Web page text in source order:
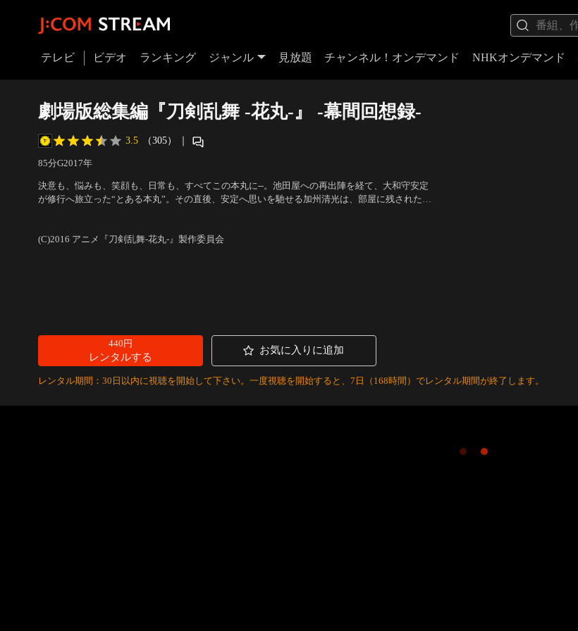
テレビ ビデオ ランキング ジャンル 見放題 チャンネル！オンデマンド NHKオンデマンド
劇場版総集編『刀剣乱舞 -花丸-』 -幕間回想録-
3.5 （305） ｜
85分G2017年
決意も、悩みも、笑顔も、日常も、すべてこの本丸に--。池田屋への再出陣を経て、大和守安定
が修行へ旅立った“とある本丸”。その直後、安定へ思いを馳せる加州清光は、部屋に残された手
(C)2016 アニメ『刀剣乱舞-花丸-』製作委員会
440円
レンタルする
お気に入りに追加
レンタル期間：30日以内に視聴を開始して下さい。一度視聴を開始すると、7日（168時間）でレンタル期間が終了します。